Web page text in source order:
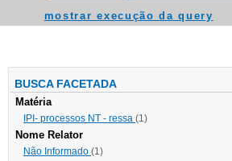
mostrar execução da query
BUSCA FACETADA
Matéria
IPI- processos NT - ressa (1)
Nome Relator
Não Informado (1)